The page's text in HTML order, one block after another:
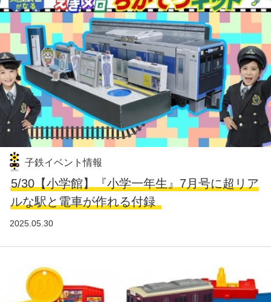
子鉄イベント情報
5/30【小学館】『小学一年生』7月号に超リア
ルな駅と電車が作れる付録
2025.05.30